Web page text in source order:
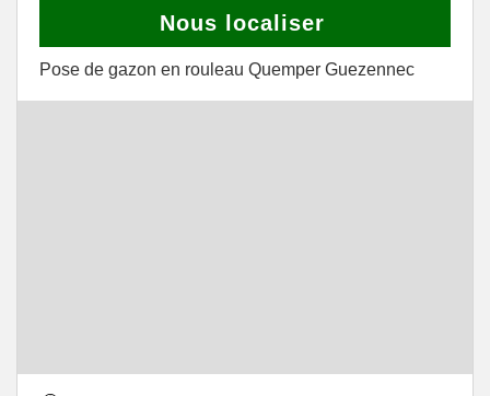
Nous localiser
Pose de gazon en rouleau Quemper Guezennec